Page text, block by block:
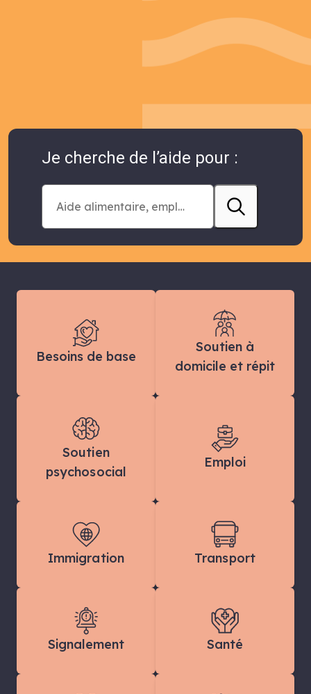
Je cherche de l’aide pour :
Besoins de base
Soutien à
domicile et répit
Soutien
psychosocial
Emploi
Immigration Transport
Signalement Santé